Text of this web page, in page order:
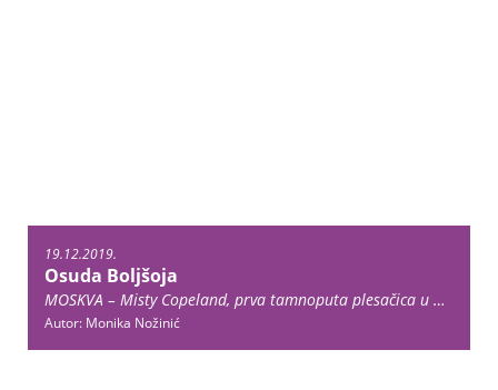
19.12.2019.
Osuda Boljšoja
MOSKVA – Misty Copeland, prva tamnoputa plesačica u 70-godišnjoj povijesti Američkog baletnog teatra na svom je Instagram profilu prošli tjedan objavila fotografiju dviju ruskih balerina od glave do pete prekrivenih crnom bojom. Bojenje tijela u crno (blackface) praksa je koju … Continue reading →
Autor: Monika Nožinić